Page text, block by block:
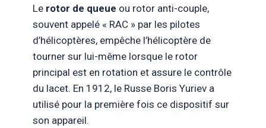
Le rotor de queue ou rotor anti-couple,
souvent appelé « RAC » par les pilotes
d’hélicoptères, empêche l’hélicoptère de
tourner sur lui-même lorsque le rotor
principal est en rotation et assure le contrôle
du lacet. En 1912, le Russe Boris Yuriev a
utilisé pour la première fois ce dispositif sur
son appareil.